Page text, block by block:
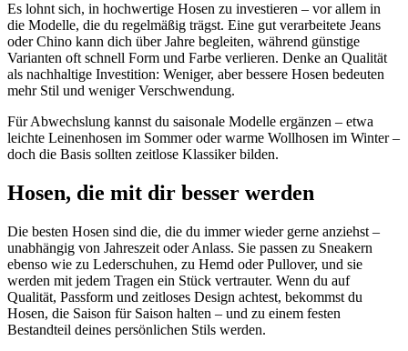
Es lohnt sich, in hochwertige Hosen zu investieren – vor allem in
die Modelle, die du regelmäßig trägst. Eine gut verarbeitete Jeans
oder Chino kann dich über Jahre begleiten, während günstige
Varianten oft schnell Form und Farbe verlieren. Denke an Qualität
als nachhaltige Investition: Weniger, aber bessere Hosen bedeuten
mehr Stil und weniger Verschwendung.
Für Abwechslung kannst du saisonale Modelle ergänzen – etwa
leichte Leinenhosen im Sommer oder warme Wollhosen im Winter –
doch die Basis sollten zeitlose Klassiker bilden.
Hosen, die mit dir besser werden
Die besten Hosen sind die, die du immer wieder gerne anziehst –
unabhängig von Jahreszeit oder Anlass. Sie passen zu Sneakern
ebenso wie zu Lederschuhen, zu Hemd oder Pullover, und sie
werden mit jedem Tragen ein Stück vertrauter. Wenn du auf
Qualität, Passform und zeitloses Design achtest, bekommst du
Hosen, die Saison für Saison halten – und zu einem festen
Bestandteil deines persönlichen Stils werden.